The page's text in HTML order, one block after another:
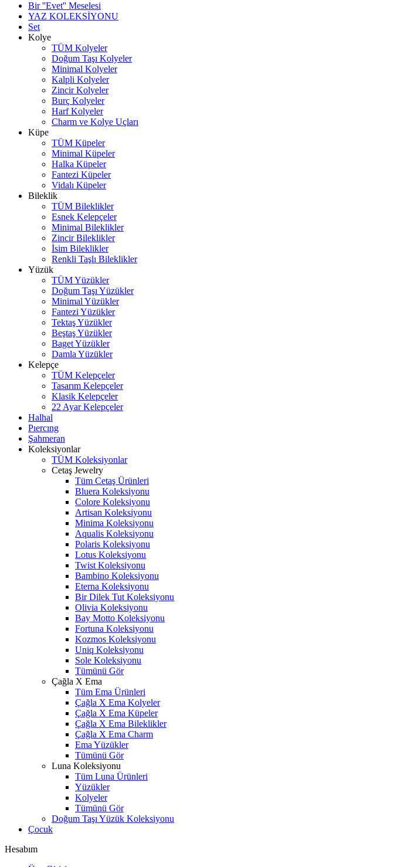
Bir ''Evet'' Meselesi
YAZ KOLEKSİYONU
Set
Kolye
TÜM Kolyeler
Doğum Taşı Kolyeler
Minimal Kolyeler
Kalpli Kolyeler
Zincir Kolyeler
Burç Kolyeler
Harf Kolyeler
Charm ve Kolye Uçları
Küpe
TÜM Küpeler
Minimal Küpeler
Halka Küpeler
Fantezi Küpeler
Vidalı Küpeler
Bileklik
TÜM Bileklikler
Esnek Kelepçeler
Minimal Bileklikler
Zincir Bileklikler
İsim Bileklikler
Renkli Taşlı Bileklikler
Yüzük
TÜM Yüzükler
Doğum Taşı Yüzükler
Minimal Yüzükler
Fantezi Yüzükler
Tektaş Yüzükler
Beştaş Yüzükler
Baget Yüzükler
Damla Yüzükler
Kelepçe
TÜM Kelepçeler
Tasarım Kelepçeler
Klasik Kelepçeler
22 Ayar Kelepçeler
Halhal
Pıercıng
Şahmeran
Koleksiyonlar
TÜM Koleksiyonlar
Cetaş Jewelry
Tüm Cetaş Ürünleri
Bluera Koleksiyonu
Colore Koleksiyonu
Artisan Koleksiyonu
Minima Koleksiyonu
Aqualis Koleksiyonu
Polaris Koleksiyonu
Lotus Koleksiyonu
Twist Koleksiyonu
Bambino Koleksiyonu
Eterna Koleksiyonu
Bir Dilek Tut Koleksiyonu
Olivia Koleksiyonu
Bay Motto Koleksiyonu
Fortuna Koleksiyonu
Kozmos Koleksiyonu
Uniq Koleksiyonu
Sole Koleksiyonu
Tümünü Gör
Çağla X Ema
Tüm Ema Ürünleri
Çağla X Ema Kolyeler
Çağla X Ema Küpeler
Çağla X Ema Bileklikler
Çağla X Ema Charm
Ema Yüzükler
Tümünü Gör
Luna Koleksiyonu
Tüm Luna Ürünleri
Yüzükler
Kolyeler
Tümünü Gör
Doğum Taşı Yüzük Koleksiyonu
Çocuk
Hesabım